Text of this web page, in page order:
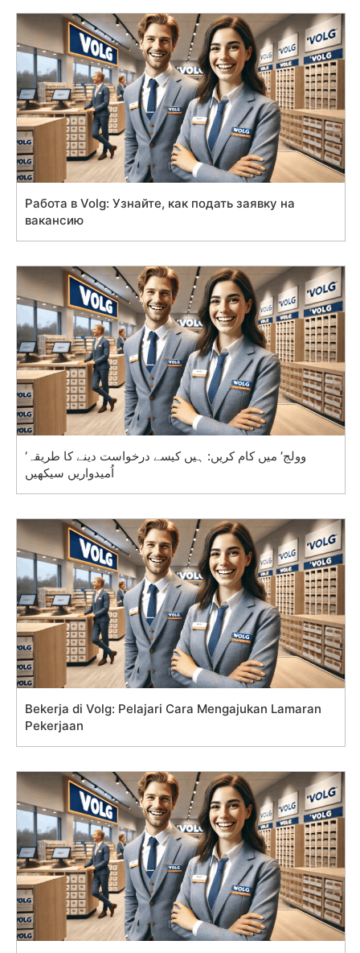
Работа в Volg: Узнайте, как подать заявку на
вакансию
‘وولج’ میں کام کریں: ہیں کیسے درخواست دینے کا طریقہ
اُمیدواریں سیکھیں
Bekerja di Volg: Pelajari Cara Mengajukan Lamaran
Pekerjaan